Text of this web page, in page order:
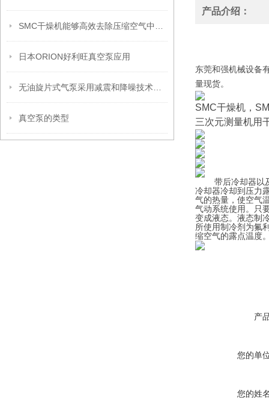
日本ORION好利旺真空泵应用
真空泵的类型
产品介绍：
东莞和强机械设备
量现货。
SMC干燥机，
三次元测量机用
带后冷却器以及
冷却器冷却到压力
气的热量，使空气
气动系统使用。只
变成液态。液态制
所使用制冷剂为氟
缩空气的露点温度
产
您的单
您的姓